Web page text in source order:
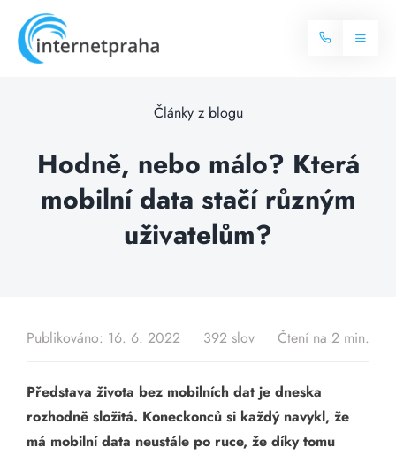
content
Toggle
Internet
Balíčky internetu
Více o internetu
Televize
Články z blogu
Hodně, nebo málo? Která
mobilní data stačí různým
uživatelům?
Publikováno: 16. 6. 2022 392 slov Čtení na 2 min.
Představa života bez mobilních dat je dneska
rozhodně složitá. Koneckonců si každý navykl, že
má mobilní data neustále po ruce, že díky tomu